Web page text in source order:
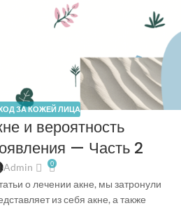
ЗА КОЖЕЙ ЛИЦА
и вероятность
— Часть 2
Admin 0
о лечении акне, мы затронули
из себя акне, а также